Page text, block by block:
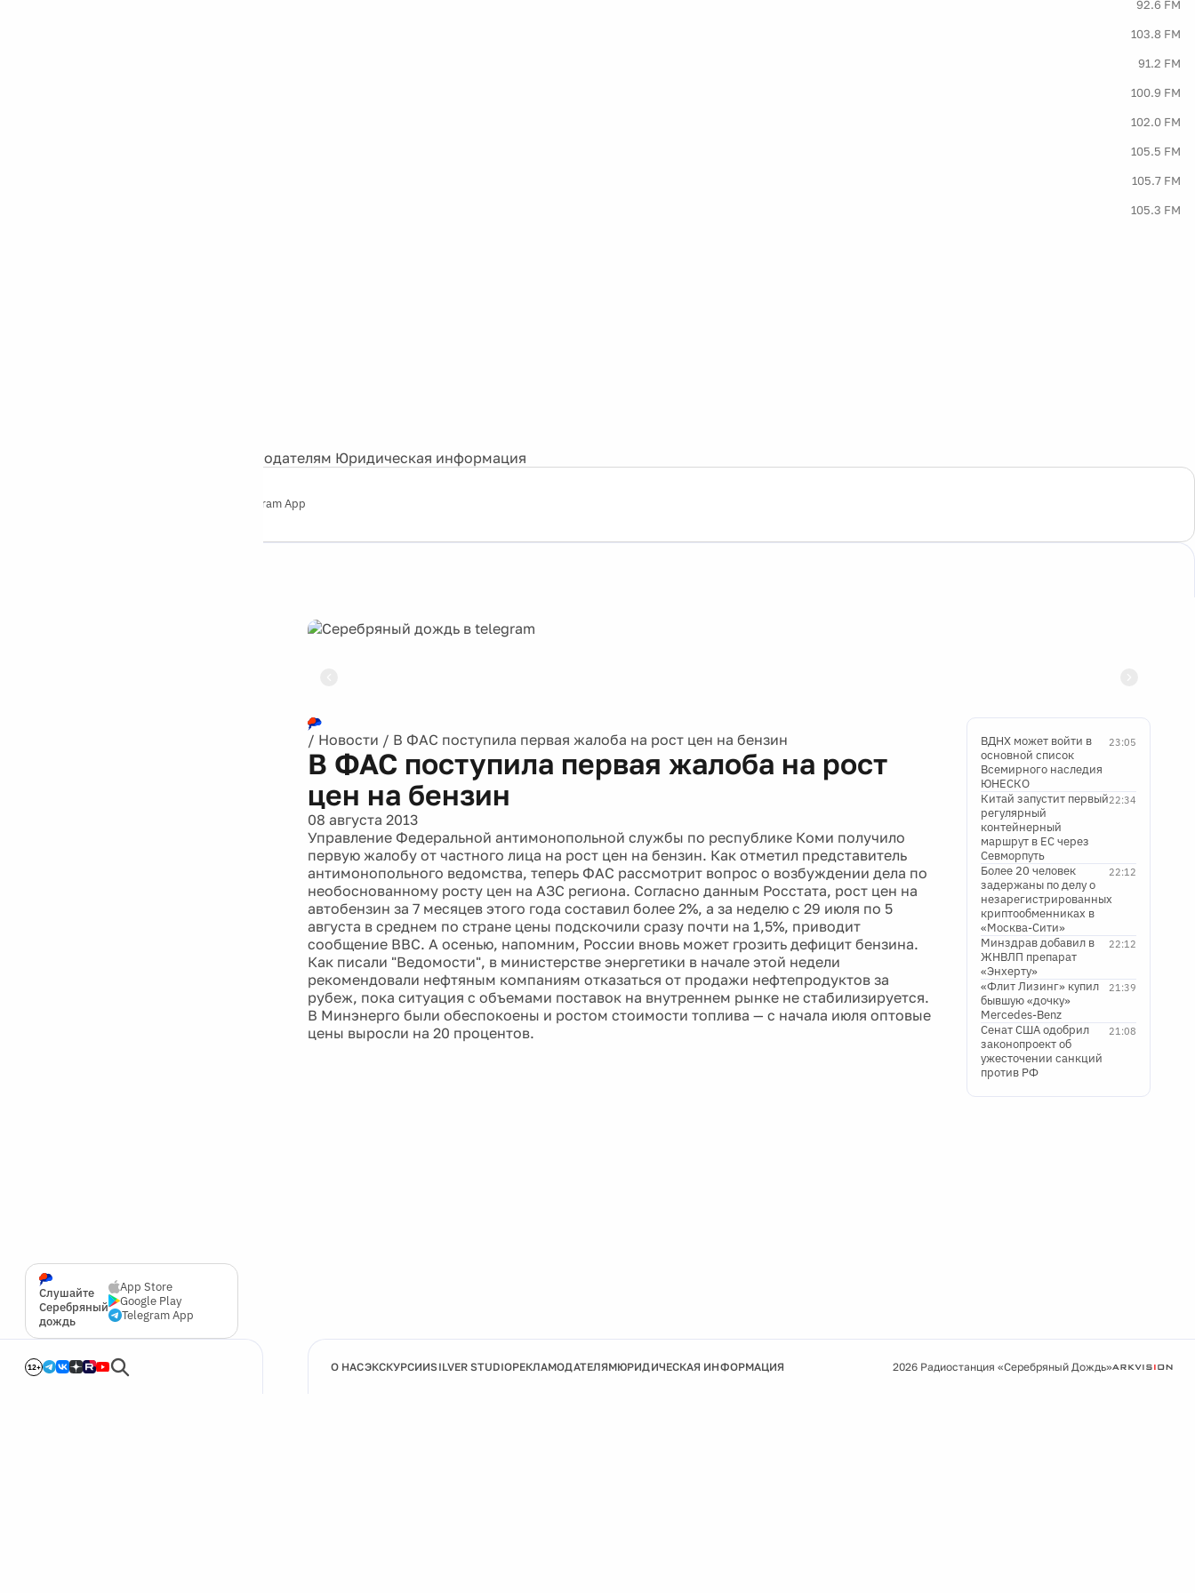
92.6 FM
103.8 FM
91.2 FM
100.9 FM
102.0 FM
105.5 FM
105.7 FM
105.3 FM
Рекламодателям Юридическая информация
Telegram App
Слушайте
Серебряный
дождь
App Store
Google Play
Telegram App
12+
/ Новости / В ФАС поступила первая жалоба на рост цен на бензин
В ФАС поступила первая жалоба на рост
цен на бензин
08 августа 2013
Управление Федеральной антимонопольной службы по республике Коми получило
первую жалобу от частного лица на рост цен на бензин. Как отметил представитель
антимонопольного ведомства, теперь ФАС рассмотрит вопрос о возбуждении дела по
необоснованному росту цен на АЗС региона. Согласно данным Росстата, рост цен на
автобензин за 7 месяцев этого года составил более 2%, а за неделю с 29 июля по 5
августа в среднем по стране цены подскочили сразу почти на 1,5%, приводит
сообщение BBC. А осенью, напомним, России вновь может грозить дефицит бензина.
Как писали "Ведомости", в министерстве энергетики в начале этой недели
рекомендовали нефтяным компаниям отказаться от продажи нефтепродуктов за
рубеж, пока ситуация с объемами поставок на внутреннем рынке не стабилизируется.
В Минэнерго были обеспокоены и ростом стоимости топлива — с начала июля оптовые
цены выросли на 20 процентов.
23:05
ВДНХ может войти в
основной список
Всемирного наследия
ЮНЕСКО
22:34
Китай запустит первый
регулярный
контейнерный
маршрут в ЕС через
Севморпуть
22:12
Более 20 человек
задержаны по делу о
незарегистрированных
криптообменниках в
«Москва-Сити»
22:12
Минздрав добавил в
ЖНВЛП препарат
«Энхерту»
21:39
«Флит Лизинг» купил
бывшую «дочку»
Mercedes-Benz
21:08
Сенат США одобрил
законопроект об
ужесточении санкций
против РФ
О НАСЭКСКУРСИИSILVER STUDIOРЕКЛАМОДАТЕЛЯМЮРИДИЧЕСКАЯ ИНФОРМАЦИЯ 2026 Радиостанция «Серебряный Дождь»